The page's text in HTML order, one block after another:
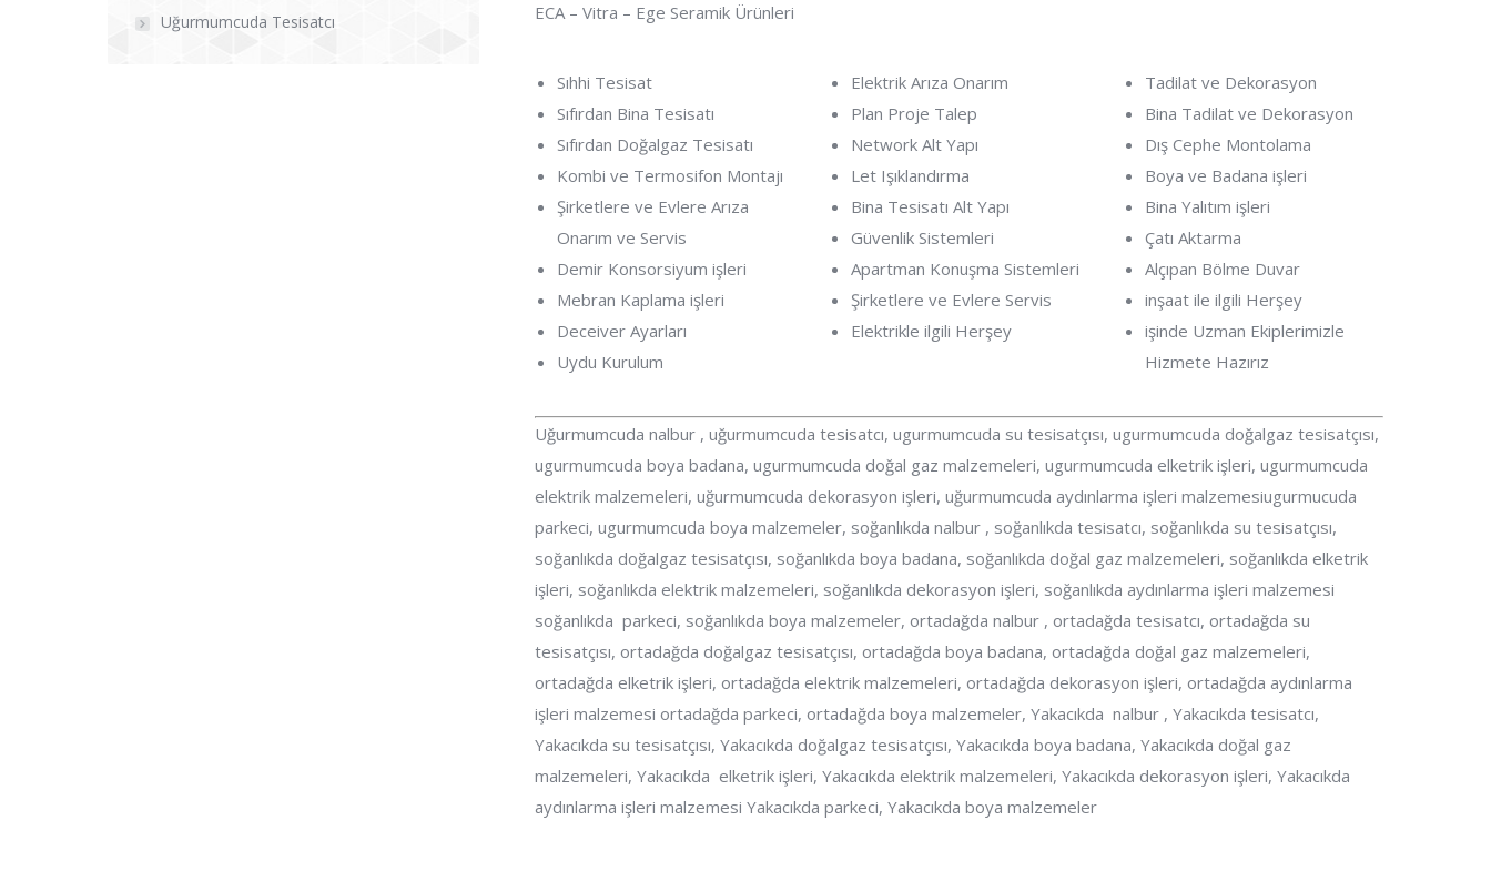
ECA – Vitra – Ege Seramik Ürünleri
Sıhhi Tesisat
Sıfırdan Bina Tesisatı
Sıfırdan Doğalgaz Tesisatı
Kombi ve Termosifon Montajı
Şirketlere ve Evlere Arıza
Onarım ve Servis
Demir Konsorsiyum işleri
Mebran Kaplama işleri
Deceiver Ayarları
Uydu Kurulum
Elektrik Arıza Onarım
Plan Proje Talep
Network Alt Yapı
Let Işıklandırma
Bina Tesisatı Alt Yapı
Güvenlik Sistemleri
Apartman Konuşma Sistemleri
Şirketlere ve Evlere Servis
Elektrikle ilgili Herşey
Tadilat ve Dekorasyon
Bina Tadilat ve Dekorasyon
Dış Cephe Montolama
Boya ve Badana işleri
Bina Yalıtım işleri
Çatı Aktarma
Alçıpan Bölme Duvar
inşaat ile ilgili Herşey
işinde Uzman Ekiplerimizle
Hizmete Hazırız
Uğurmumcuda nalbur , uğurmumcuda tesisatcı, ugurmumcuda su tesisatçısı, ugurmumcuda doğalgaz tesisatçısı,
ugurmumcuda boya badana, ugurmumcuda doğal gaz malzemeleri, ugurmumcuda elketrik işleri, ugurmumcuda
elektrik malzemeleri, uğurmumcuda dekorasyon işleri, uğurmumcuda aydınlarma işleri malzemesiugurmucuda
parkeci, ugurmumcuda boya malzemeler, soğanlıkda nalbur , soğanlıkda tesisatcı, soğanlıkda su tesisatçısı,
soğanlıkda doğalgaz tesisatçısı, soğanlıkda boya badana, soğanlıkda doğal gaz malzemeleri, soğanlıkda elketrik
işleri, soğanlıkda elektrik malzemeleri, soğanlıkda dekorasyon işleri, soğanlıkda aydınlarma işleri malzemesi
soğanlıkda parkeci, soğanlıkda boya malzemeler, ortadağda nalbur , ortadağda tesisatcı, ortadağda su
tesisatçısı, ortadağda doğalgaz tesisatçısı, ortadağda boya badana, ortadağda doğal gaz malzemeleri,
ortadağda elketrik işleri, ortadağda elektrik malzemeleri, ortadağda dekorasyon işleri, ortadağda aydınlarma
işleri malzemesi ortadağda parkeci, ortadağda boya malzemeler, Yakacıkda nalbur , Yakacıkda tesisatcı,
Yakacıkda su tesisatçısı, Yakacıkda doğalgaz tesisatçısı, Yakacıkda boya badana, Yakacıkda doğal gaz
malzemeleri, Yakacıkda elketrik işleri, Yakacıkda elektrik malzemeleri, Yakacıkda dekorasyon işleri, Yakacıkda
aydınlarma işleri malzemesi Yakacıkda parkeci, Yakacıkda boya malzemeler
Uğurmumcuda Tesisatcı